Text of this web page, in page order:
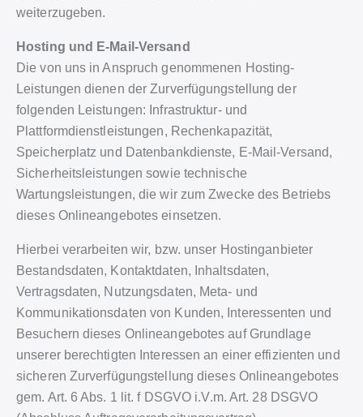
weiterzugeben.
Hosting und E-Mail-Versand
Die von uns in Anspruch genommenen Hosting-
Leistungen dienen der Zurverfügungstellung der
folgenden Leistungen: Infrastruktur- und
Plattformdienstleistungen, Rechenkapazität,
Speicherplatz und Datenbankdienste, E-Mail-Versand,
Sicherheitsleistungen sowie technische
Wartungsleistungen, die wir zum Zwecke des Betriebs
dieses Onlineangebotes einsetzen.
Hierbei verarbeiten wir, bzw. unser Hostinganbieter
Bestandsdaten, Kontaktdaten, Inhaltsdaten,
Vertragsdaten, Nutzungsdaten, Meta- und
Kommunikationsdaten von Kunden, Interessenten und
Besuchern dieses Onlineangebotes auf Grundlage
unserer berechtigten Interessen an einer effizienten und
sicheren Zurverfügungstellung dieses Onlineangebotes
gem. Art. 6 Abs. 1 lit. f DSGVO i.V.m. Art. 28 DSGVO